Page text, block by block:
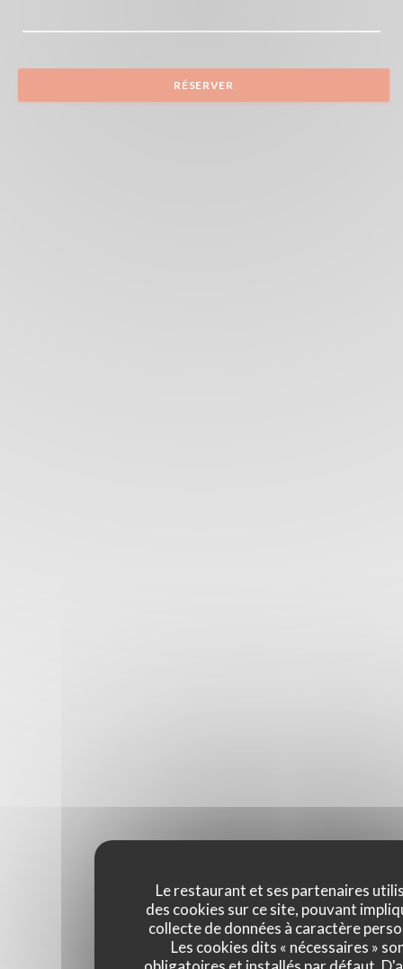
Le restaurant et ses partenaires
des cookies sur ce site, pouvant
collecte de données à caractère
Les cookies dits « nécessaires »
RÉSERVER